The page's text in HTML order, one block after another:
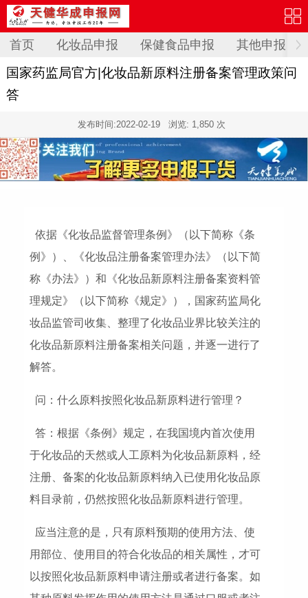
首页 化妆品申报 保健食品申报 其他申报
国家药监局官方|化妆品新原料注册备案管理政策问
答
发布时间:2022-02-19 浏览: 1,850 次
依据《化妆品监督管理条例》（以下简称《条
例》）、《化妆品注册备案管理办法》（以下简
称《办法》）和《化妆品新原料注册备案资料管
理规定》（以下简称《规定》），国家药监局化
妆品监管司收集、整理了化妆品业界比较关注的
化妆品新原料注册备案相关问题，并逐一进行了
解答。
问：什么原料按照化妆品新原料进行管理？
答：根据《条例》规定，在我国境内首次使用
于化妆品的天然或人工原料为化妆品新原料，经
注册、备案的化妆品新原料纳入已使用化妆品原
料目录前，仍然按照化妆品新原料进行管理。
应当注意的是，只有原料预期的使用方法、使
用部位、使用目的符合化妆品的相关属性，才可
以按照化妆品新原料申请注册或者进行备案。如